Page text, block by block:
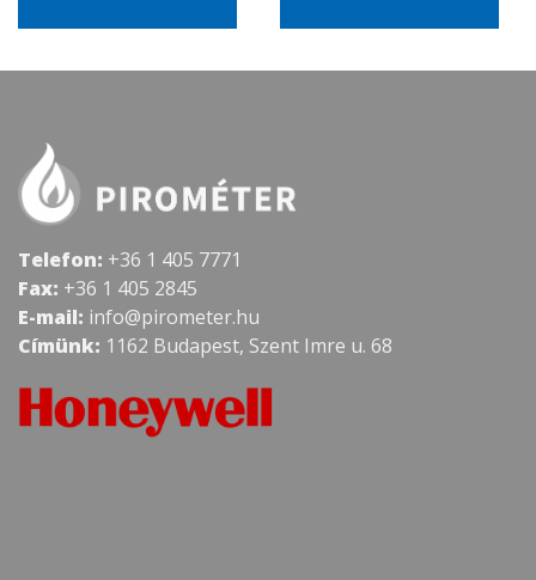
Telefon: +36 1 405 7771
Fax: +36 1 405 2845
E-mail: info@pirometer.hu
Címünk: 1162 Budapest, Szent Imre u. 68